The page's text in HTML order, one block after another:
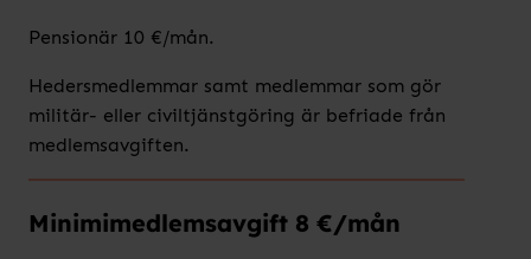
Pensionär 10 €/mån.
Hedersmedlemmar samt medlemmar som gör
militär- eller civiltjänstgöring är befriade från
medlemsavgiften.
Minimimedlemsavgift 8 €/mån